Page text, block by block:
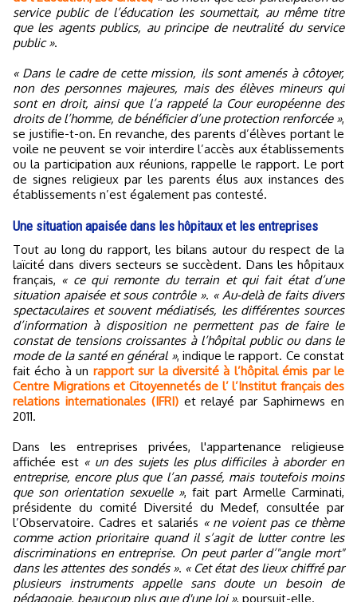
service public de l’éducation les soumettait, au même titre
que les agents publics, au principe de neutralité du service
public ».
« Dans le cadre de cette mission, ils sont amenés à côtoyer,
non des personnes majeures, mais des élèves mineurs qui
sont en droit, ainsi que l’a rappelé la Cour européenne des
droits de l’homme, de bénéficier d’une protection renforcée »,
se justifie-t-on. En revanche, des parents d’élèves portant le
voile ne peuvent se voir interdire l’accès aux établissements
ou la participation aux réunions, rappelle le rapport. Le port
de signes religieux par les parents élus aux instances des
établissements n’est également pas contesté.
Une situation apaisée dans les hôpitaux et les entreprises
Tout au long du rapport, les bilans autour du respect de la
laïcité dans divers secteurs se succèdent. Dans les hôpitaux
français, « ce qui remonte du terrain et qui fait état d’une
situation apaisée et sous contrôle ». « Au-delà de faits divers
spectaculaires et souvent médiatisés, les différentes sources
d’information à disposition ne permettent pas de faire le
constat de tensions croissantes à l’hôpital public ou dans le
mode de la santé en général », indique le rapport. Ce constat
fait écho à un rapport sur la diversité à l’hôpital émis par le
Centre Migrations et Citoyennetés de l’ l’Institut français des
relations internationales (IFRI)et relayé par Saphirnews en
2011.
Dans les entreprises privées, l'appartenance religieuse
affichée est « un des sujets les plus difficiles à aborder en
entreprise, encore plus que l’an passé, mais toutefois moins
que son orientation sexuelle », fait part Armelle Carminati,
présidente du comité Diversité du Medef, consultée par
l’Observatoire. Cadres et salariés « ne voient pas ce thème
comme action prioritaire quand il s’agit de lutter contre les
discriminations en entreprise. On peut parler d’"angle mort"
dans les attentes des sondés ». « Cet état des lieux chiffré par
plusieurs instruments appelle sans doute un besoin de
pédagogie, beaucoup plus que d'une loi », poursuit-elle.